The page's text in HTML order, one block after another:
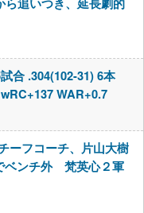
合 .304(102-31) 6本
WAR+0.7
ーフコーチ、片山大樹
ベンチ外 梵英心２軍